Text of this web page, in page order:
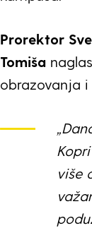
Prorektor
Tomiša
obrazovanja i
više